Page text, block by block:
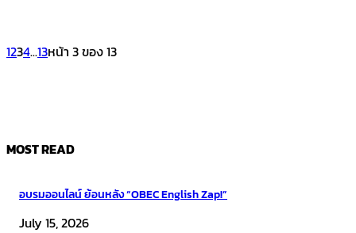
1234...13หน้า 3 ของ 13
MOST READ
อบรมออนไลน์ ย้อนหลัง “OBEC English Zap!”
July 15, 2026